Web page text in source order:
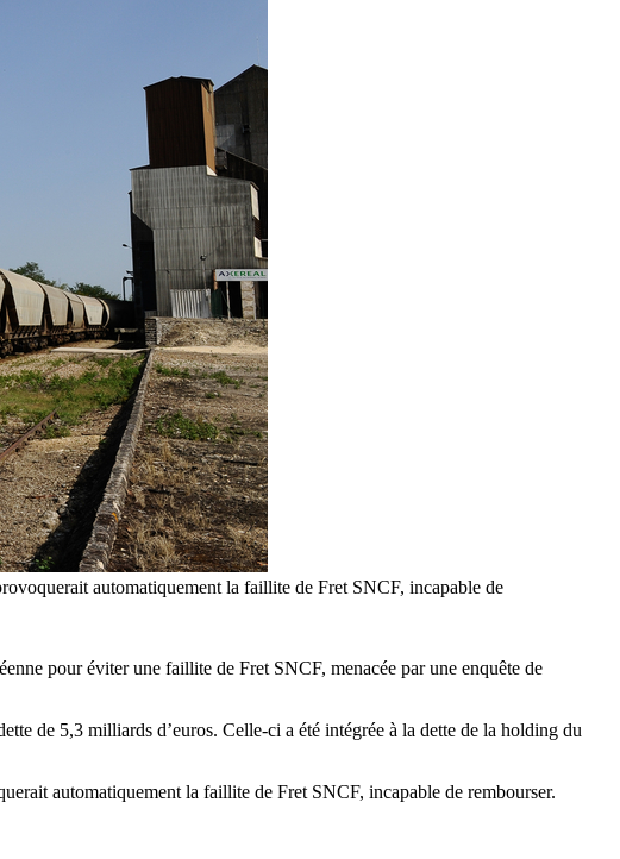
automatiquement la faillite de Fret SNCF, incapable de
pour éviter une faillite de Fret SNCF, menacée par une enquête de
de 5,3 milliards d’euros. Celle-ci a été intégrée à la dette de la holding du
automatiquement la faillite de Fret SNCF, incapable de rembourser.